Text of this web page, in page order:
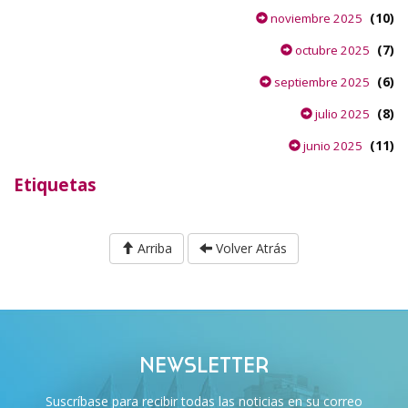
noviembre 2025 (10)
octubre 2025 (7)
septiembre 2025 (6)
julio 2025 (8)
junio 2025 (11)
Etiquetas
Arriba Volver Atrás
NEWSLETTER
Suscríbase para recibir todas las noticias en su correo